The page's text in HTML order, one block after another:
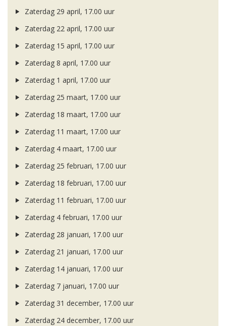
Zaterdag 29 april, 17.00 uur
Zaterdag 22 april, 17.00 uur
Zaterdag 15 april, 17.00 uur
Zaterdag 8 april, 17.00 uur
Zaterdag 1 april, 17.00 uur
Zaterdag 25 maart, 17.00 uur
Zaterdag 18 maart, 17.00 uur
Zaterdag 11 maart, 17.00 uur
Zaterdag 4 maart, 17.00 uur
Zaterdag 25 februari, 17.00 uur
Zaterdag 18 februari, 17.00 uur
Zaterdag 11 februari, 17.00 uur
Zaterdag 4 februari, 17.00 uur
Zaterdag 28 januari, 17.00 uur
Zaterdag 21 januari, 17.00 uur
Zaterdag 14 januari, 17.00 uur
Zaterdag 7 januari, 17.00 uur
Zaterdag 31 december, 17.00 uur
Zaterdag 24 december, 17.00 uur